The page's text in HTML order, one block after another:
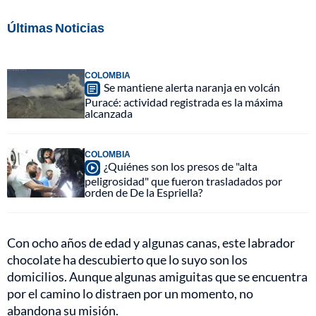
Últimas Noticias
COLOMBIA
Se mantiene alerta naranja en volcán
Puracé: actividad registrada es la máxima
alcanzada
COLOMBIA
¿Quiénes son los presos de "alta
peligrosidad" que fueron trasladados por
orden de De la Espriella?
Con ocho años de edad y algunas canas, este labrador
chocolate ha descubierto que lo suyo son los
domicilios. Aunque algunas amiguitas que se encuentra
por el camino lo distraen por un momento, no
abandona su misión.